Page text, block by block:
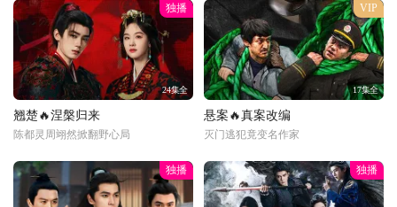
独播
24集全
翘楚🔥涅槃归来
陈都灵周翊然掀翻野心局
VIP
17集全
悬案🔥真案改编
灭门逃犯竟变名作家
独播 独播